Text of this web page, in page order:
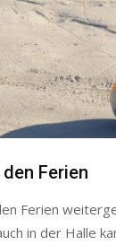
Ferien
Ferien
in der Halle